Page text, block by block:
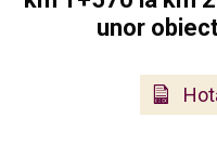
unor